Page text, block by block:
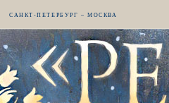
САНКТ-ПЕТЕРБУРГ – МОСКВА